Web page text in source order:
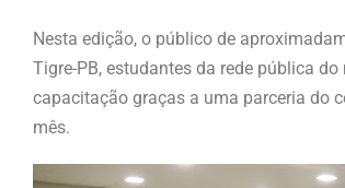
Nesta edição, o público de
Tigre-PB, estudantes da rede pública
capacitação graças a uma parceria do
mês.